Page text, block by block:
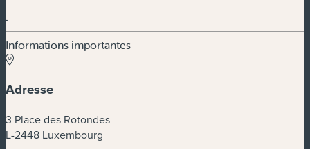
.
Informations importantes
Adresse
3 Place des Rotondes
L-2448 Luxembourg